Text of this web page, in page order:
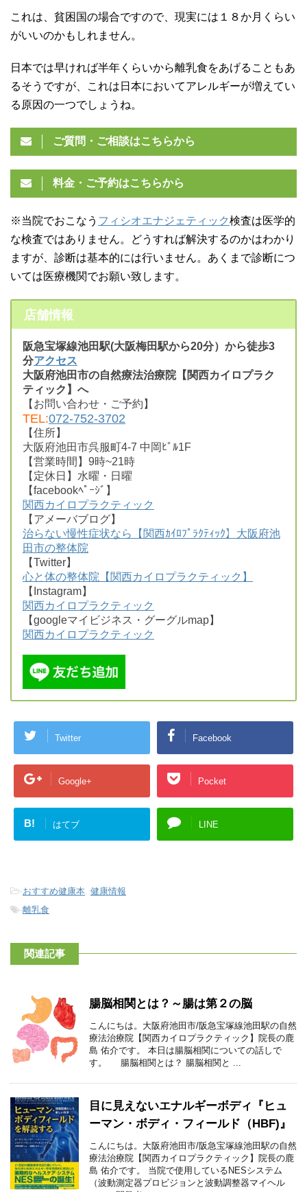
これは、貧困国の場合ですので、現実には１８か月くらい
がいいのかもしれません。
日本では早ければ半年くらいから離乳食をあげることもあ
るそうですが、これは日本においてアレルギーが増えてい
る原因の一つでしょうね。
ご質問・ご相談はこちらから
料金・ご予約はこちらから
※当院でおこなう フィシオエナジェティック検査は医学的
な検査ではありません。どうすれば解決するのかはわかり
ますが、診断は基本的には行いません。あくまで診断につ
いては医療機関でお願い致します。
店舗情報
阪急宝塚線池田駅(大阪梅田駅から20分）から徒歩3
分アクセス
大阪府池田市の自然療法治療院【関西カイロプラク
ティック】へ
【お問い合わせ・ご予約】
TEL:072-752-3702
【住所】
大阪府池田市呉服町4-7 中岡ﾋﾞﾙ1F
【営業時間】9時~21時
【定休日】水曜・日曜
【facebookﾍﾟｰｼﾞ】
関西カイロプラクティック
【アメーバブログ】
治らない慢性症状なら【関西ｶｲﾛﾌﾟﾗｸﾃｨｯｸ】大阪府池
田市の整体院
【Twitter】
心と体の整体院【関西カイロプラクティック】
【Instagram】
関西カイロプラクティック
【googleマイビジネス・グーグルmap】
関西カイロプラクティック
Twitter Facebook
Google+ Pocket
B! はてブ LINE
-おすすめ健康本, 健康情報
-離乳食
関連記事
腸脳相関とは？～腸は第２の脳
こんにちは。大阪府池田市/阪急宝塚線池田駅の自然
療法治療院【関西カイロプラクティック】院長の鹿
島 佑介です。 本日は腸脳相関についての話しで
す。 腸脳相関とは？ 腸脳相関と ...
目に見えないエナルギーボディ『ヒュ
ーマン・ボディ・フィールド（HBF)』
こんにちは。大阪府池田市/阪急宝塚線池田駅の自然
療法治療院【関西カイロプラクティック】院長の鹿
島 佑介です。 当院で使用しているNESシステム
（波動測定器プロビジョンと波動調整器マイヘル